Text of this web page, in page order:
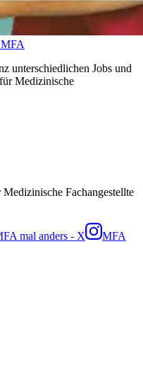
unterschiedlichen Jobs und
Medizinische
Fachangestellte
mal anders - X
MFA